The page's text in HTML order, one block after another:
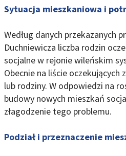
Sytuacja mieszkaniowa i
Według danych przekazanych
Duchniewicza liczba rodzin
socjalne w rejonie wileńskim
Obecnie na liście oczekujących
lub rodziny. W odpowiedzi na
budowy nowych mieszkań
złagodzenie tego problemu.
Podział i przeznaczenie